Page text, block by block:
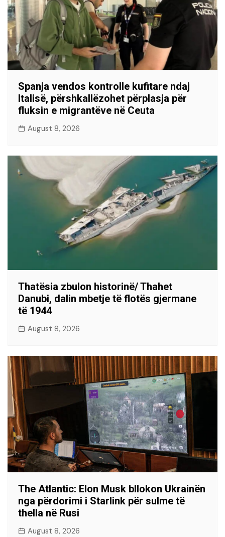
Spanja vendos kontrolle kufitare ndaj
Italisë, përshkallëzohet përplasja për
fluksin e migrantëve në Ceuta
August 8, 2026
Thatësia zbulon historinë/ Thahet
Danubi, dalin mbetje të flotës gjermane
të 1944
August 8, 2026
The Atlantic: Elon Musk bllokon Ukrainën
nga përdorimi i Starlink për sulme të
thella në Rusi
August 8, 2026